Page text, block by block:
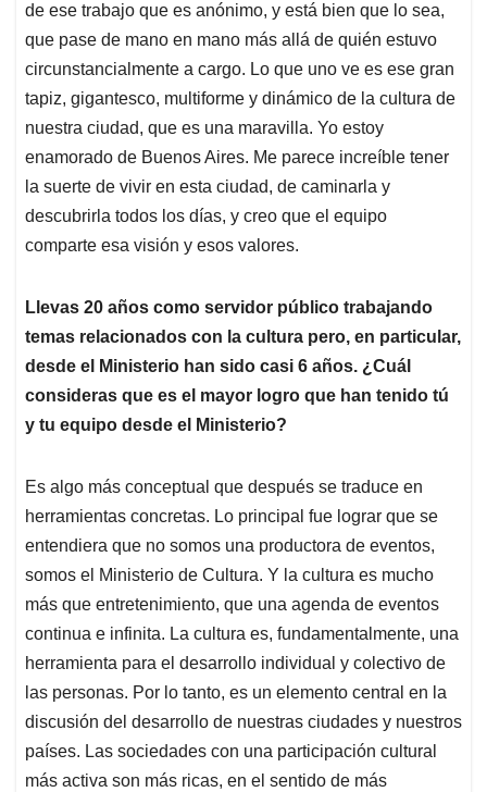
de ese trabajo que es anónimo, y está bien que lo sea,
que pase de mano en mano más allá de quién estuvo
circunstancialmente a cargo. Lo que uno ve es ese gran
tapiz, gigantesco, multiforme y dinámico de la cultura de
nuestra ciudad, que es una maravilla. Yo estoy
enamorado de Buenos Aires. Me parece increíble tener
la suerte de vivir en esta ciudad, de caminarla y
descubrirla todos los días, y creo que el equipo
comparte esa visión y esos valores.
Llevas 20 años como servidor público trabajando
temas relacionados con la cultura pero, en particular,
desde el Ministerio han sido casi 6 años. ¿Cuál
consideras que es el mayor logro que han tenido tú
y tu equipo desde el Ministerio?
Es algo más conceptual que después se traduce en
herramientas concretas. Lo principal fue lograr que se
entendiera que no somos una productora de eventos,
somos el Ministerio de Cultura. Y la cultura es mucho
más que entretenimiento, que una agenda de eventos
continua e infinita. La cultura es, fundamentalmente, una
herramienta para el desarrollo individual y colectivo de
las personas. Por lo tanto, es un elemento central en la
discusión del desarrollo de nuestras ciudades y nuestros
países. Las sociedades con una participación cultural
más activa son más ricas, en el sentido de más